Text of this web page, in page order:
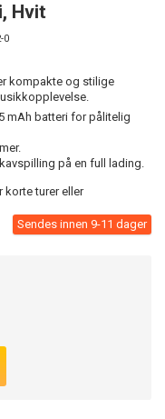
Hvit
0
kompakte og stilige
mAh batteri for pålitelig
på en full lading.
korte turer eller
Sendes innen 9-11 dager